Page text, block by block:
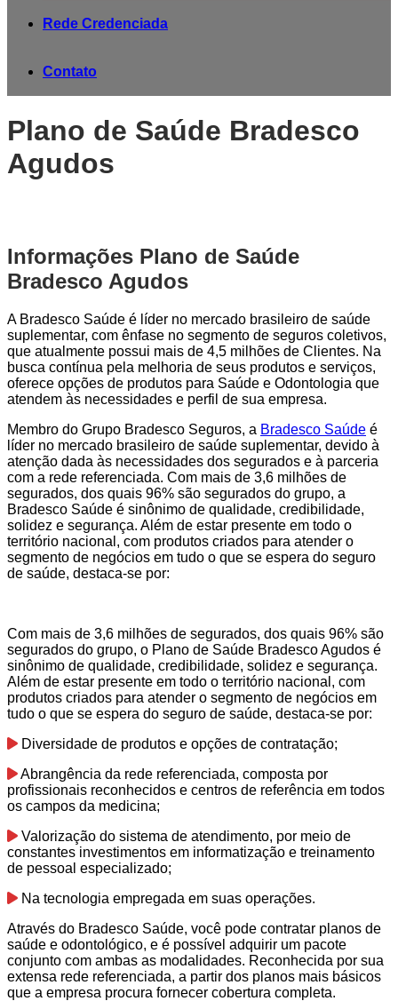
Rede Credenciada
Contato
Plano de Saúde Bradesco
Agudos
Informações Plano de Saúde
Bradesco Agudos
A Bradesco Saúde é líder no mercado brasileiro de saúde
suplementar, com ênfase no segmento de seguros coletivos,
que atualmente possui mais de 4,5 milhões de Clientes. Na
busca contínua pela melhoria de seus produtos e serviços,
oferece opções de produtos para Saúde e Odontologia que
atendem às necessidades e perfil de sua empresa.
Membro do Grupo Bradesco Seguros, a Bradesco Saúde é
líder no mercado brasileiro de saúde suplementar, devido à
atenção dada às necessidades dos segurados e à parceria
com a rede referenciada. Com mais de 3,6 milhões de
segurados, dos quais 96% são segurados do grupo, a
Bradesco Saúde é sinônimo de qualidade, credibilidade,
solidez e segurança. Além de estar presente em todo o
território nacional, com produtos criados para atender o
segmento de negócios em tudo o que se espera do seguro
de saúde, destaca-se por:
Com mais de 3,6 milhões de segurados, dos quais 96% são
segurados do grupo, o Plano de Saúde Bradesco Agudos é
sinônimo de qualidade, credibilidade, solidez e segurança.
Além de estar presente em todo o território nacional, com
produtos criados para atender o segmento de negócios em
tudo o que se espera do seguro de saúde, destaca-se por:
Diversidade de produtos e opções de contratação;
Abrangência da rede referenciada, composta por
profissionais reconhecidos e centros de referência em todos
os campos da medicina;
Valorização do sistema de atendimento, por meio de
constantes investimentos em informatização e treinamento
de pessoal especializado;
Na tecnologia empregada em suas operações.
Através do Bradesco Saúde, você pode contratar planos de
saúde e odontológico, e é possível adquirir um pacote
conjunto com ambas as modalidades. Reconhecida por sua
extensa rede referenciada, a partir dos planos mais básicos
que a empresa procura fornecer cobertura completa.